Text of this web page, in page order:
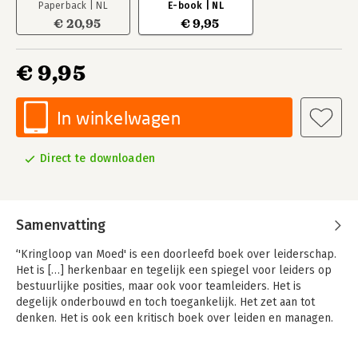
Paperback | NL
€ 20,95
E-book | NL
€ 9,95
€ 9,95
In winkelwagen
Direct te downloaden
Samenvatting
‘'Kringloop van Moed' is een doorleefd boek over leiderschap.
Het is […] herkenbaar en tegelijk een spiegel voor leiders op
bestuurlijke posities, maar ook voor teamleiders. Het is
degelijk onderbouwd en toch toegankelijk. Het zet aan tot
denken. Het is ook een kritisch boek over leiden en managen.